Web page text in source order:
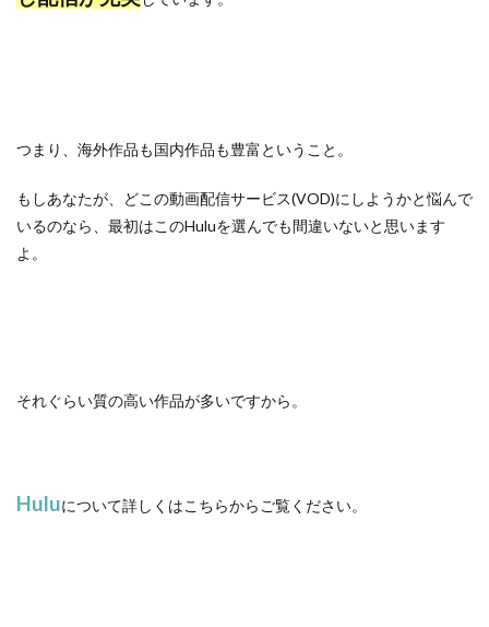
つまり、海外作品も国内作品も豊富ということ。
もしあなたが、どこの動画配信サービス(VOD)にしようかと悩んで
いるのなら、最初はこのHuluを選んでも間違いないと思います
よ。
それぐらい質の高い作品が多いですから。
Huluについて詳しくはこちらからご覧ください。